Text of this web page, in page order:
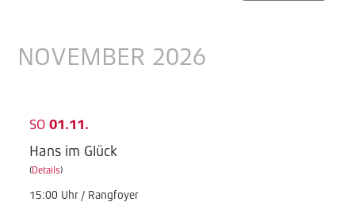
NOVEMBER 2026
SO 01.11.
Hans im Glück
(Details)
15:00 Uhr / Rangfoyer